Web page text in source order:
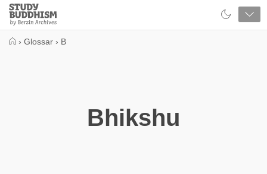
Close
Study
Buddhism
› Glossar › B
Bhikshu